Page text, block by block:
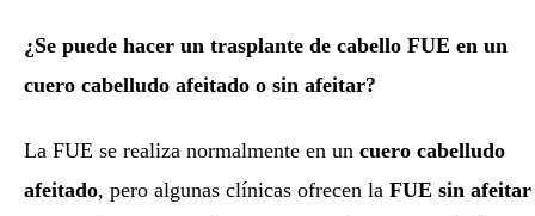
¿Se puede hacer un trasplante de cabello FUE en un
cuero cabelludo afeitado o sin afeitar?
La FUE se realiza normalmente en un cuero cabelludo
afeitado, pero algunas clínicas ofrecen la FUE sin afeitar